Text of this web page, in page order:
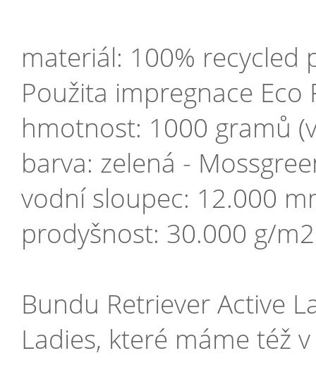
materiál: 100% recycled
Použita impregnace
hmotnost: 1000 gramů
barva: zelená -
vodní sloupec: 12.000
prodyšnost: 30.000 g/
Bundu Retriever Active
Ladies, které máme též